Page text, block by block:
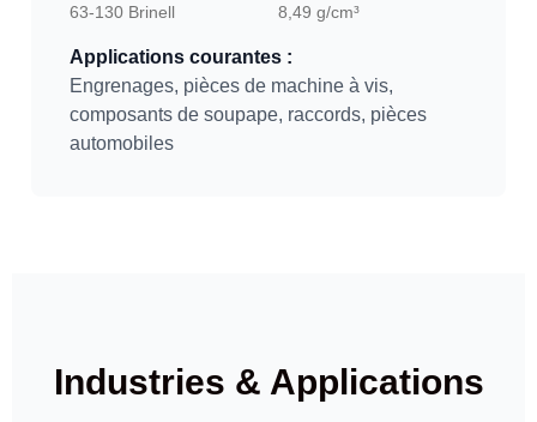
63-130 Brinell
8,49 g/cm³
Applications courantes :
Engrenages, pièces de machine à vis,
composants de soupape, raccords, pièces
automobiles
Industries & Applications